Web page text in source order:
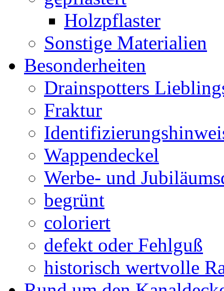
Holzpflaster
Sonstige Materialien
Besonderheiten
Drainspotters
Fraktur
Wappendeckel
Werbe- und
begrünt
coloriert
defekt oder Fehlguß
historisch wertvolle